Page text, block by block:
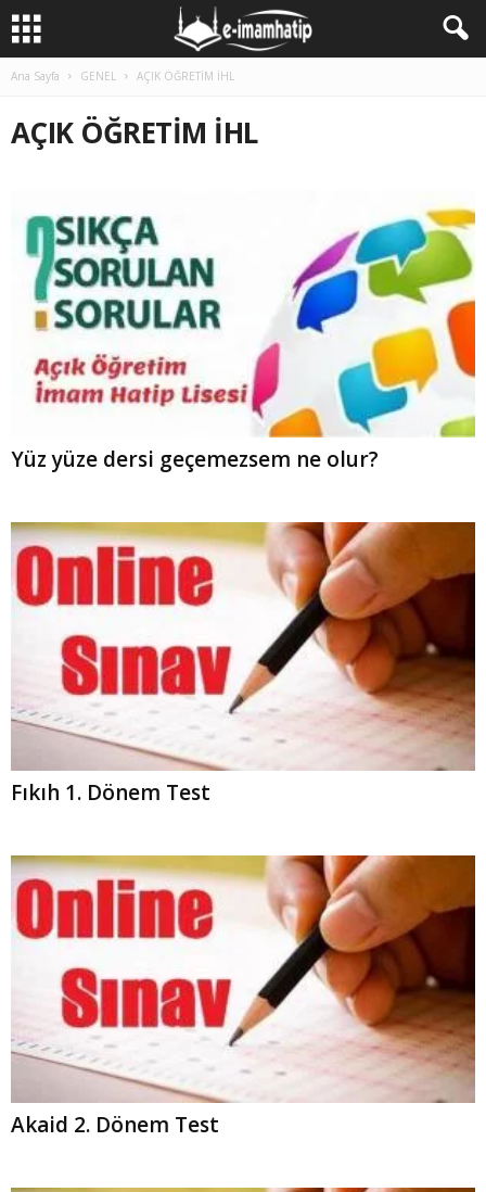
Ana Sayfa GENEL AÇIK ÖĞRETİM İHL
AÇIK ÖĞRETİM İHL
Yüz yüze dersi geçemezsem ne olur?
Fıkıh 1. Dönem Test
Akaid 2. Dönem Test